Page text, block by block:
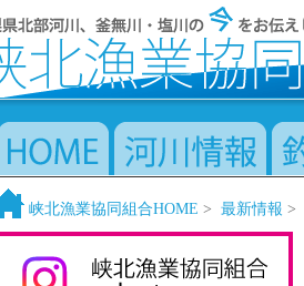
峡北漁業協同組合HOME > 最新情報 >